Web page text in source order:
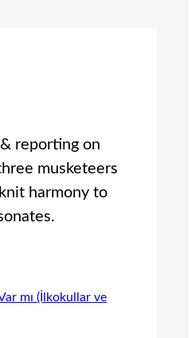
reporting on
musketeers
harmony to
mı (İlkokullar ve